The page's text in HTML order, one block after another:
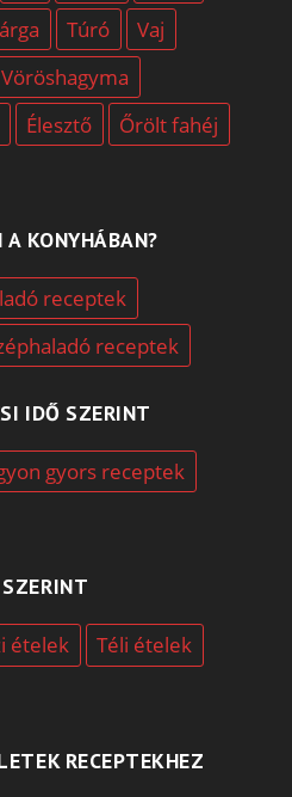
Túró
Vaj
Vöröshagyma
Élesztő
Őrölt fahéj
A KONYHÁBAN?
receptek
receptek
IDŐ SZERINT
gyors receptek
ételek
Téli ételek
RECEPTEKHEZ